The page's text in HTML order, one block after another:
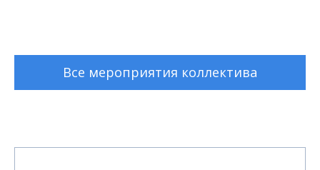
Все мероприятия коллектива